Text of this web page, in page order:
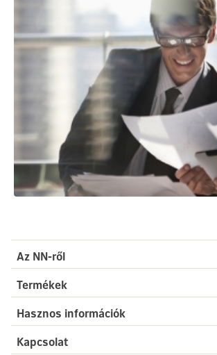
Az NN-ről
Rólunk
Sajtószoba
Karrier
Termékek
Élet
Egészség
Hasznos információk
Dokumentumtár
Kapcsolat